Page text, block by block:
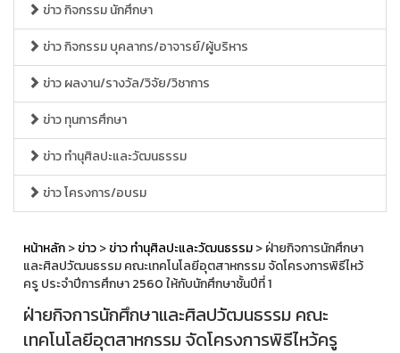
ข่าว กิจกรรม นักศึกษา
ข่าว กิจกรรม บุคลากร/อาจารย์/ผู้บริหาร
ข่าว ผลงาน/รางวัล/วิจัย/วิชาการ
ข่าว ทุนการศึกษา
ข่าว ทำนุศิลปะและวัฒนธรรม
ข่าว โครงการ/อบรม
หน้าหลัก>ข่าว>ข่าว ทำนุศิลปะและวัฒนธรรม> ฝ่ายกิจการนักศึกษา
และศิลปวัฒนธรรม คณะเทคโนโลยีอุตสาหกรรม จัดโครงการพิธีไหว้
ครู ประจำปีการศึกษา 2560 ให้กับนักศึกษาชั้นปีที่ 1
ฝ่ายกิจการนักศึกษาและศิลปวัฒนธรรม คณะ
เทคโนโลยีอุตสาหกรรม จัดโครงการพิธีไหว้ครู